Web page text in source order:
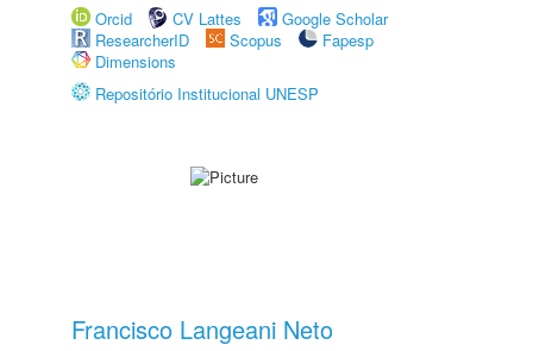
Orcid
CV Lattes
Google Scholar
ResearcherID
Scopus
Fapesp
Dimensions
Repositório Institucional UNESP
Francisco Langeani Neto